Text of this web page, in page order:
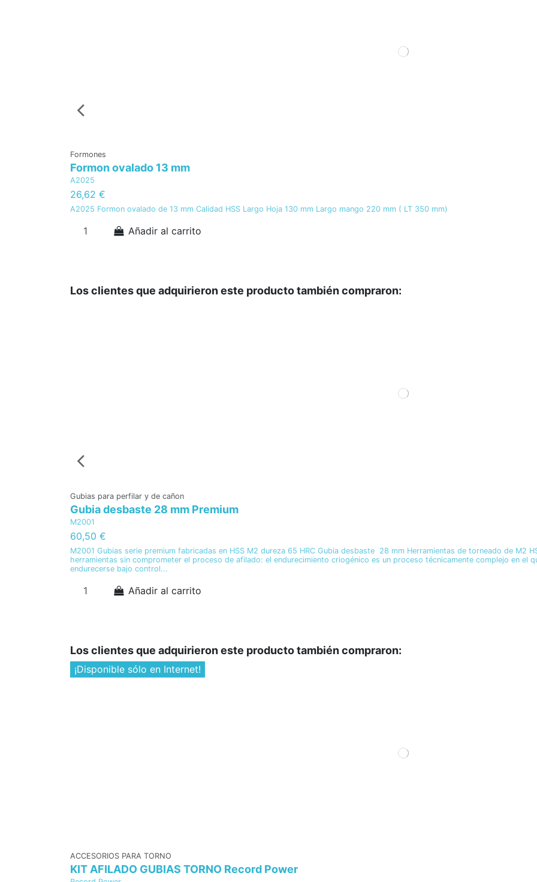
Formones
Formon ovalado 13 mm
A2025
26,62 €
A2025 Formon ovalado de 13 mm Calidad HSS Largo Hoja 130 mm Largo mango 220 mm ( LT 350 mm)
Añadir al carrito
Los clientes que adquirieron este producto también compraron:
Gubias para perfilar y de cañon
Gubia desbaste 28 mm Premium
M2001
60,50 €
M2001 Gubias serie premium fabricadas en HSS M2 dureza 65 HRC Gubia desbaste 28 mm Herramientas de torneado de M2
herramientas sin comprometer el proceso de afilado: el endurecimiento criogénico es un proceso técnicamente complejo en el
endurecerse bajo control...
Añadir al carrito
Los clientes que adquirieron este producto también compraron:
¡Disponible sólo en Internet!
ACCESORIOS PARA TORNO
KIT AFILADO GUBIAS TORNO Record Power